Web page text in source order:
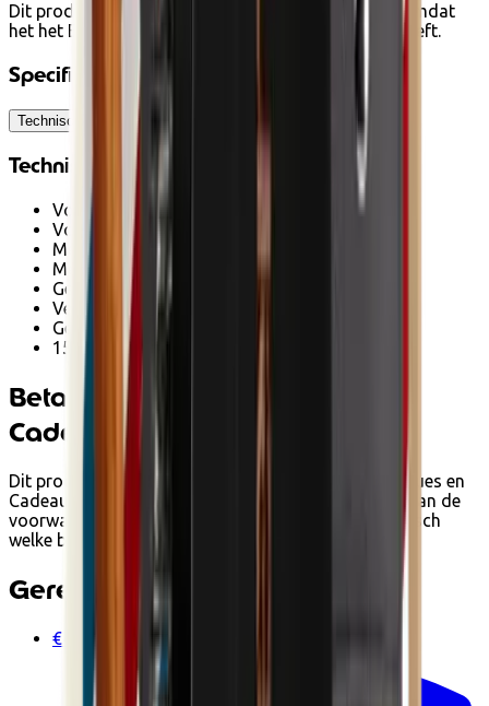
Dit product kan worden gekocht met ecocheques omdat
het het Ecocert-label voor biologische cosmetica heeft.
Specificaties
Technische informatie
Technische informatie
Voor alle huidtypes
Vormt een beschermende film tegen irritatie
Met biologische aloë vera*.
Met biologisch beukenknop extract *
Gecertificeerd biologisch door Ecocer
Veganistisch product
Gemaakt in Frankrijk
150 ml
Betalen met Ecocheques en
Cadeaucheques
Dit product kan je bij Ecoshop betalen met Ecocheques en
Cadeaucheques van Edenred wanneer het voldoet aan de
voorwaarden. Tijdens het afrekenen zie je automatisch
welke betaalopties beschikbaar zijn.
Gerelateerde producten
€42.90